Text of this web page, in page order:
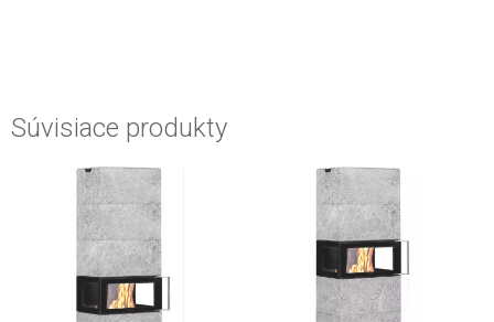
Súvisiace produkty